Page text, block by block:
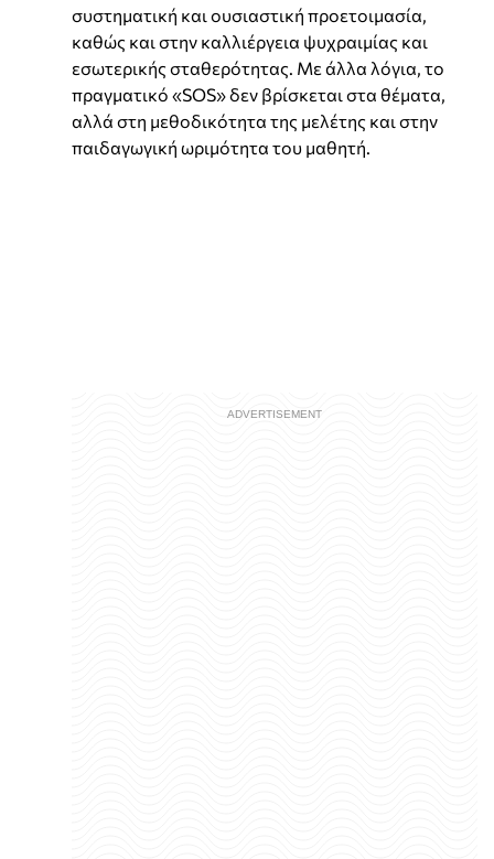
συστηματική και ουσιαστική προετοιμασία,
καθώς και στην καλλιέργεια ψυχραιμίας και
εσωτερικής σταθερότητας. Με άλλα λόγια, το
πραγματικό «SOS» δεν βρίσκεται στα θέματα,
αλλά στη μεθοδικότητα της μελέτης και στην
παιδαγωγική ωριμότητα του μαθητή.